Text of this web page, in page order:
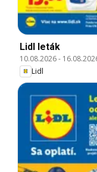
Lidl leták
10.08.2026-
Lidl